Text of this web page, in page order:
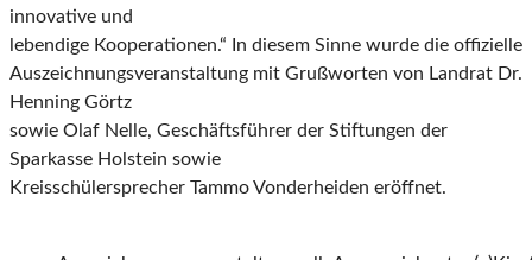
innovative und
lebendige Kooperationen.“ In diesem Sinne wurde die offizielle
Auszeichnungsveranstaltung mit Grußworten von Landrat Dr.
Henning Görtz
sowie Olaf Nelle, Geschäftsführer der Stiftungen der
Sparkasse Holstein sowie
Kreisschülersprecher Tammo Vonderheiden eröffnet.